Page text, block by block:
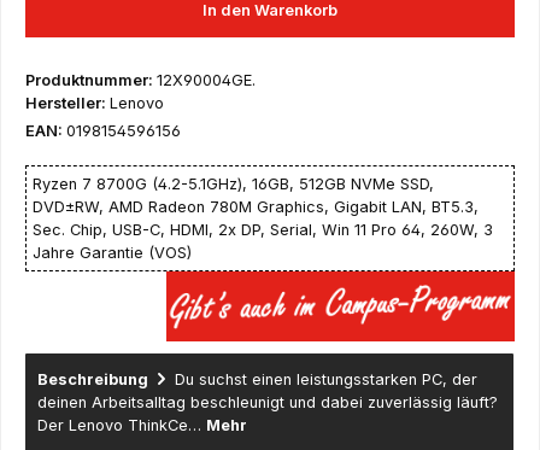
In den Warenkorb
Produktnummer: 12X90004GE.
Hersteller: Lenovo
EAN: 0198154596156
Ryzen 7 8700G (4.2-5.1GHz), 16GB, 512GB NVMe SSD,
DVD±RW, AMD Radeon 780M Graphics, Gigabit LAN, BT5.3,
Sec. Chip, USB-C, HDMI, 2x DP, Serial, Win 11 Pro 64, 260W, 3
Jahre Garantie (VOS)
Beschreibung
Du suchst einen leistungsstarken PC, der
deinen Arbeitsalltag beschleunigt und dabei zuverlässig läuft?
Der Lenovo ThinkCe… Mehr